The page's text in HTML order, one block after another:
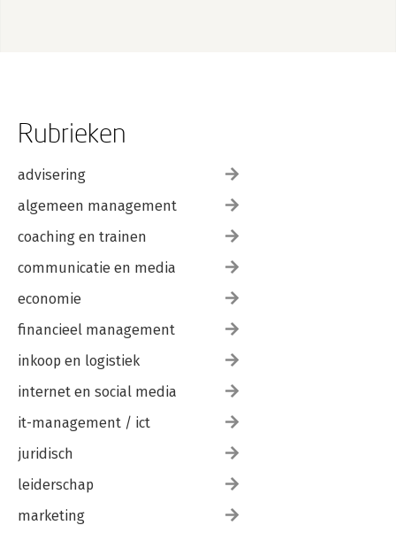
Rubrieken
advisering
algemeen management
coaching en trainen
communicatie en media
economie
financieel management
inkoop en logistiek
internet en social media
it-management / ict
juridisch
leiderschap
marketing